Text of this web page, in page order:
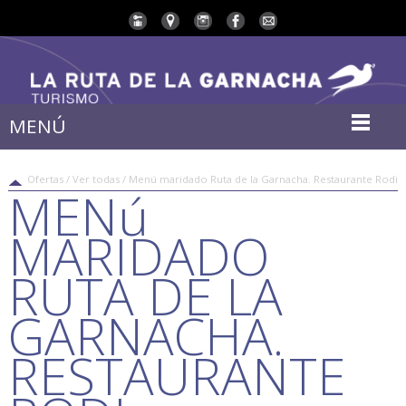
MENÚ
Ofertas / Ver todas / Menú maridado Ruta de la Garnacha. Restaurante Rodi
MENú
MARIDADO
RUTA DE LA
GARNACHA.
RESTAURANTE